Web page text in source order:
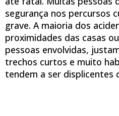
segurança nos percursos
grave. A maioria dos
proximidades das casas
pessoas envolvidas,
trechos curtos e muito
tendem a ser displicentes